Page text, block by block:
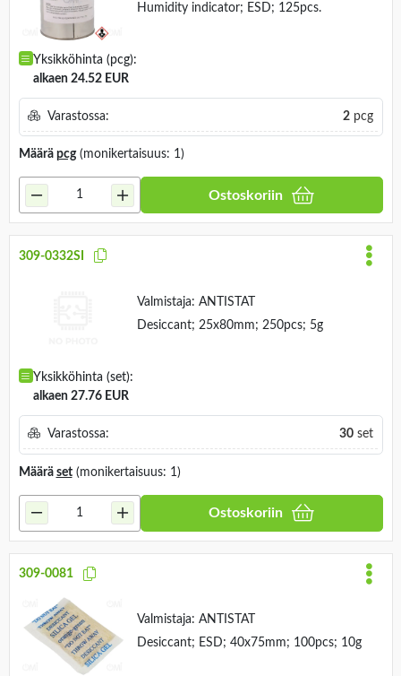
Humidity indicator; ESD; 125pcs.
Yksikköhinta (pcg):
alkaen 24.52 EUR
Varastossa: 2pcg
Määrä pcg(monikertaisuus: 1)
Ostoskoriin
309-0332SI
Valmistaja: ANTISTAT
Desiccant; 25x80mm; 250pcs; 5g
Yksikköhinta (set):
alkaen 27.76 EUR
Varastossa: 30set
Määrä set(monikertaisuus: 1)
Ostoskoriin
309-0081
Valmistaja: ANTISTAT
Desiccant; ESD; 40x75mm; 100pcs; 10g